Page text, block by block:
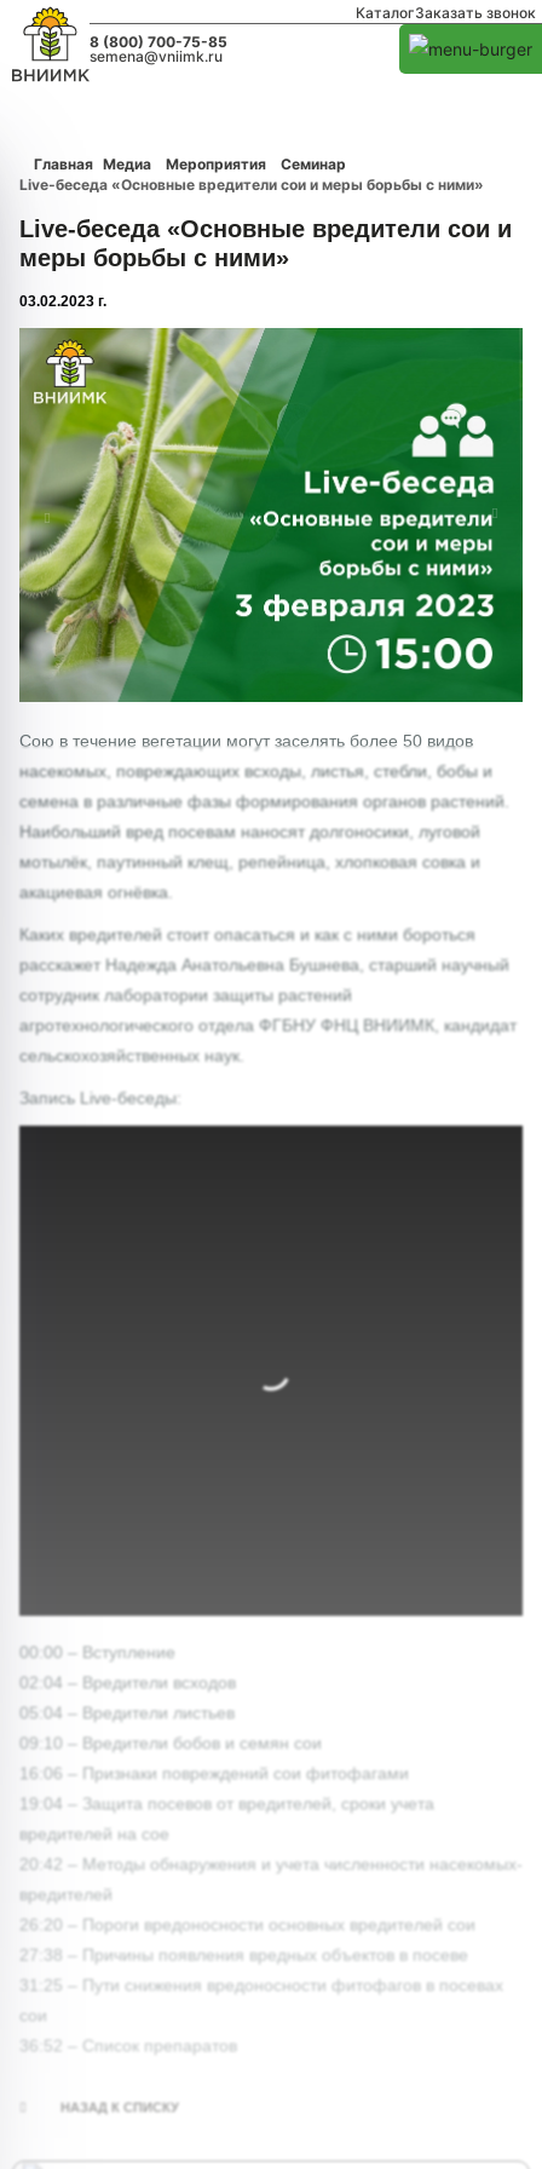
КаталогЗаказать звонок
8 (800) 700-75-85
semena@vniimk.ru
Главная Медиа Мероприятия
Семинар
Live-беседа «Основные вредители сои и меры борьбы с ними»
Live-беседа «Основные вредители сои и
меры борьбы с ними»
03.02.2023 г.
1/0
Сою в течение вегетации могут заселять более 50 видов
насекомых, повреждающих всходы, листья, стебли, бобы и
семена в различные фазы формирования органов растений.
Наибольший вред посевам наносят долгоносики, луговой
мотылёк, паутинный клещ, репейница, хлопковая совка и
акациевая огнёвка.
Каких вредителей стоит опасаться и как с ними бороться
расскажет Надежда Анатольевна Бушнева, старший научный
сотрудник лаборатории защиты растений
агротехнологического отдела ФГБНУ ФНЦ ВНИИМК, кандидат
сельскохозяйственных наук.
Запись Live-беседы:
00:00 – Вступление
02:04 – Вредители всходов
05:04 – Вредители листьев
09:10 – Вредители бобов и семян сои
16:06 – Признаки повреждений сои фитофагами
19:04 – Защита посевов от вредителей, сроки учета
вредителей на сое
20:42 – Методы обнаружения и учета численности насекомых-
вредителей
26:20 – Пороги вредоносности основных вредителей сои
27:38 – Причины появления вредных объектов в посеве
31:25 – Пути снижения вредоносности фитофагов в посевах
сои
36:52 – Список препаратов
НАЗАД К СПИСКУ